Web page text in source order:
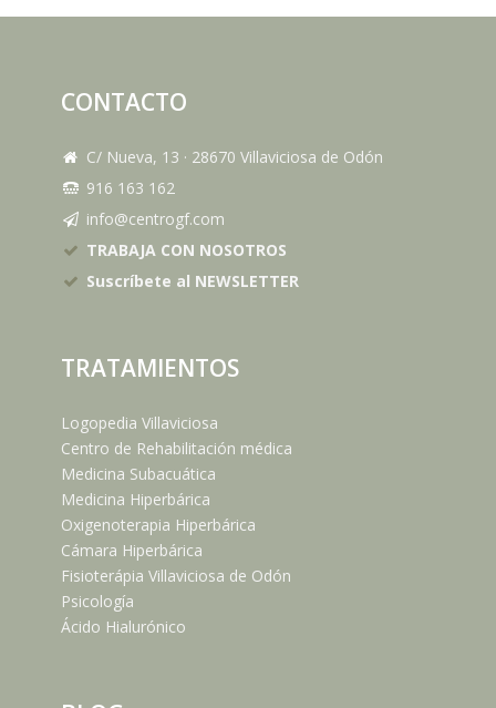
CONTACTO
C/ Nueva, 13 · 28670 Villaviciosa de Odón
916 163 162
info@centrogf.com
TRABAJA CON NOSOTROS
Suscríbete al NEWSLETTER
TRATAMIENTOS
Logopedia Villaviciosa
Centro de Rehabilitación médica
Medicina Subacuática
Medicina Hiperbárica
Oxigenoterapia Hiperbárica
Cámara Hiperbárica
Fisioterápia Villaviciosa de Odón
Psicología
Ácido Hialurónico